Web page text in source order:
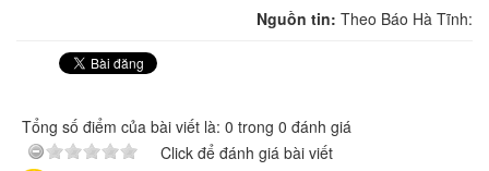
Nguồn tin: Theo Báo Hà Tĩnh:
Tổng số điểm của bài viết là: 0 trong 0 đánh giá
Click để đánh giá bài viết